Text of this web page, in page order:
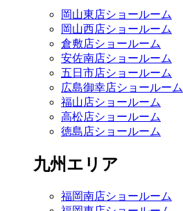
岡山東店ショールーム
岡山西店ショールーム
倉敷店ショールーム
安佐南店ショールーム
五日市店ショールーム
広島御幸店ショールーム
福山店ショールーム
高松店ショールーム
徳島店ショールーム
九州エリア
福岡南店ショールーム